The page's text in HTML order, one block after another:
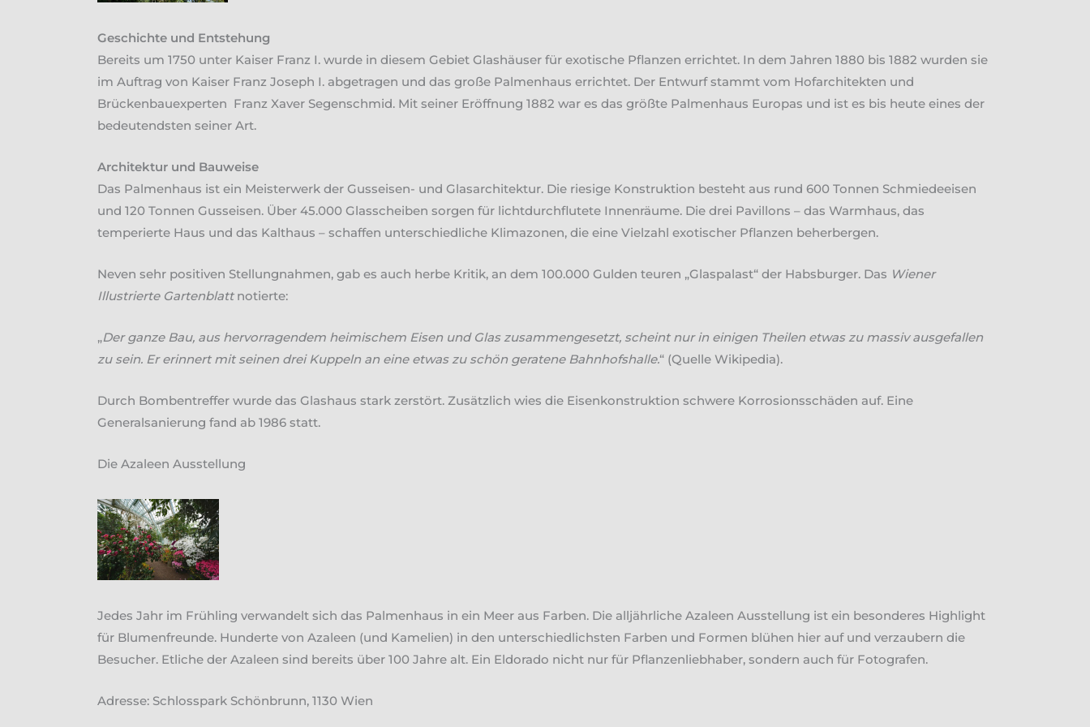
Geschichte und Entstehung
Bereits um 1750 unter Kaiser Franz I. wurde in diesem Gebiet Glashäuser für exotische Pflanzen errichtet. In dem Jahren 1880 bis 1882 wurden sie
im Auftrag von Kaiser Franz Joseph I. abgetragen und das große Palmenhaus errichtet. Der Entwurf stammt vom Hofarchitekten und
Brückenbauexperten Franz Xaver Segenschmid. Mit seiner Eröffnung 1882 war es das größte Palmenhaus Europas und ist es bis heute eines der
bedeutendsten seiner Art.
Architektur und Bauweise
Das Palmenhaus ist ein Meisterwerk der Gusseisen- und Glasarchitektur. Die riesige Konstruktion besteht aus rund 600 Tonnen Schmiedeeisen
und 120 Tonnen Gusseisen. Über 45.000 Glasscheiben sorgen für lichtdurchflutete Innenräume. Die drei Pavillons – das Warmhaus, das
temperierte Haus und das Kalthaus – schaffen unterschiedliche Klimazonen, die eine Vielzahl exotischer Pflanzen beherbergen.
Neven sehr positiven Stellungnahmen, gab es auch herbe Kritik, an dem 100.000 Gulden teuren „Glaspalast“ der Habsburger. Das Wiener
Illustrierte Gartenblattnotierte:
„Der ganze Bau, aus hervorragendem heimischem Eisen und Glas zusammengesetzt, scheint nur in einigen Theilen etwas zu massiv ausgefallen
zu sein. Er erinnert mit seinen drei Kuppeln an eine etwas zu schön geratene Bahnhofshalle.“ (Quelle Wikipedia).
Durch Bombentreffer wurde das Glashaus stark zerstört. Zusätzlich wies die Eisenkonstruktion schwere Korrosionsschäden auf. Eine
Generalsanierung fand ab 1986 statt.
Die Azaleen Ausstellung
Jedes Jahr im Frühling verwandelt sich das Palmenhaus in ein Meer aus Farben. Die alljährliche Azaleen Ausstellung ist ein besonderes Highlight
für Blumenfreunde. Hunderte von Azaleen (und Kamelien) in den unterschiedlichsten Farben und Formen blühen hier auf und verzaubern die
Besucher. Etliche der Azaleen sind bereits über 100 Jahre alt. Ein Eldorado nicht nur für Pflanzenliebhaber, sondern auch für Fotografen.
Adresse: Schlosspark Schönbrunn, 1130 Wien